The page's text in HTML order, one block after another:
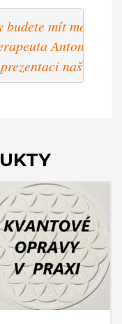
budete mít
Antonína
našich